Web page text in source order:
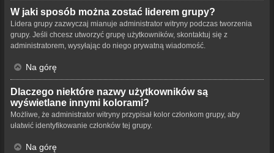
W jaki sposób można zostać liderem grupy?
Lidera grupy zazwyczaj mianuje administrator witryny podczas tworzenia
grupy. Jeśli chcesz utworzyć grupę użytkowników, skontaktuj się z
administratorem, wysyłając do niego prywatną wiadomość.
Na górę
Dlaczego niektóre nazwy użytkowników są
wyświetlane innymi kolorami?
Możliwe, że administrator witryny przypisał kolor członkom grupy, aby
ułatwić identyfikowanie członków tej grupy.
Na górę